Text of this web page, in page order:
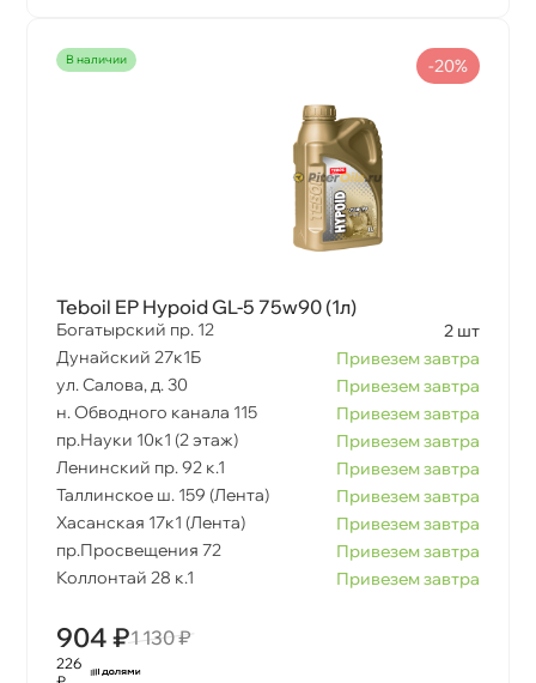
наличии
Teboil EP Hypoid GL-5 75w90 (1л)
Богатырский пр. 12
2 шт
Дунайский 27к1Б
Привезем завтра
ул. Салова, д. 30
Привезем завтра
н. Обводного канала 115
Привезем завтра
пр.Науки 10к1 (2 этаж)
Привезем завтра
Ленинский пр. 92 к.1
Привезем завтра
Таллинское ш. 159 (Лента)
Привезем завтра
Хасанская 17к1 (Лента)
Привезем завтра
пр.Просвещения 72
Привезем завтра
Коллонтай 28 к.1
Привезем завтра
904 ₽1 130 ₽
-20%
226